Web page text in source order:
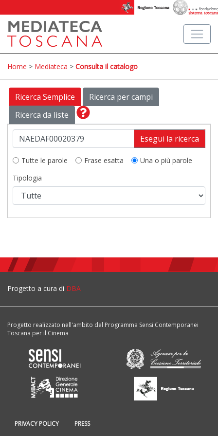
Home > Mediateca > Consulta il catalogo
Ricerca Semplice
Ricerca per campi
Ricerca da liste
Esegui la ricerca
Tutte le parole Frase esatta
Una o più parole
Tipologia
Progetto a cura di DBA
Progetto realizzato nell'ambito del Programma Sensi Contemporanei
Toscana per il Cinema
PRIVACY POLICY PRESS